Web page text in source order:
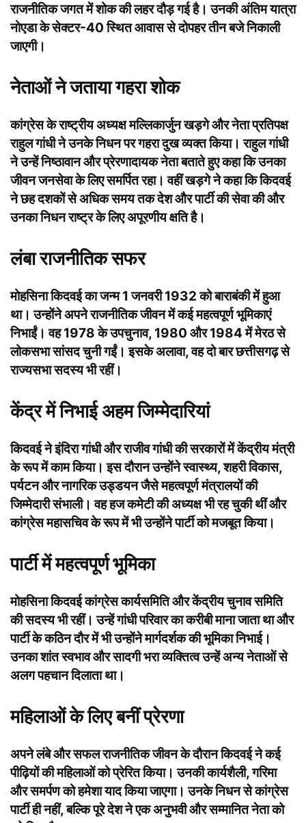
राजनीतिक जगत में शोक की लहर दौड़ गई है। उनकी अंतिम यात्रा
नोएडा के सेक्टर-40 स्थित आवास से दोपहर तीन बजे निकाली
जाएगी।
नेताओं ने जताया गहरा शोक
कांग्रेस के राष्ट्रीय अध्यक्ष मल्लिकार्जुन खड़गे और नेता प्रतिपक्ष
राहुल गांधी ने उनके निधन पर गहरा दुख व्यक्त किया। राहुल गांधी
ने उन्हें निष्ठावान और प्रेरणादायक नेता बताते हुए कहा कि उनका
जीवन जनसेवा के लिए समर्पित रहा। वहीं खड़गे ने कहा कि किदवई
ने छह दशकों से अधिक समय तक देश और पार्टी की सेवा की और
उनका निधन राष्ट्र के लिए अपूरणीय क्षति है।
लंबा राजनीतिक सफर
मोहसिना किदवई का जन्म 1 जनवरी 1932 को बाराबंकी में हुआ
था। उन्होंने अपने राजनीतिक जीवन में कई महत्वपूर्ण भूमिकाएं
निभाईं। वह 1978 के उपचुनाव, 1980 और 1984 में मेरठ से
लोकसभा सांसद चुनी गईं। इसके अलावा, वह दो बार छत्तीसगढ़ से
राज्यसभा सदस्य भी रहीं।
केंद्र में निभाई अहम जिम्मेदारियां
किदवई ने इंदिरा गांधी और राजीव गांधी की सरकारों में केंद्रीय मंत्री
के रूप में काम किया। इस दौरान उन्होंने स्वास्थ्य, शहरी विकास,
पर्यटन और नागरिक उड्डयन जैसे महत्वपूर्ण मंत्रालयों की
जिम्मेदारी संभाली। वह हज कमेटी की अध्यक्ष भी रह चुकी थीं और
कांग्रेस महासचिव के रूप में भी उन्होंने पार्टी को मजबूत किया।
पार्टी में महत्वपूर्ण भूमिका
मोहसिना किदवई कांग्रेस कार्यसमिति और केंद्रीय चुनाव समिति
की सदस्य भी रहीं। उन्हें गांधी परिवार का करीबी माना जाता था और
पार्टी के कठिन दौर में भी उन्होंने मार्गदर्शक की भूमिका निभाई।
उनका शांत स्वभाव और सादगी भरा व्यक्तित्व उन्हें अन्य नेताओं से
अलग पहचान दिलाता था।
महिलाओं के लिए बनीं प्रेरणा
अपने लंबे और सफल राजनीतिक जीवन के दौरान किदवई ने कई
पीढ़ियों की महिलाओं को प्रेरित किया। उनकी कार्यशैली, गरिमा
और समर्पण को हमेशा याद किया जाएगा। उनके निधन से कांग्रेस
पार्टी ही नहीं, बल्कि पूरे देश ने एक अनुभवी और सम्मानित नेता को